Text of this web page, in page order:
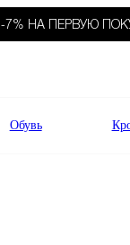
-7% НА ПЕРВУЮ
Обувь